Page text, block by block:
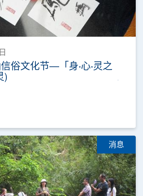
俗文化节—「身‧心‧灵之
)
消息